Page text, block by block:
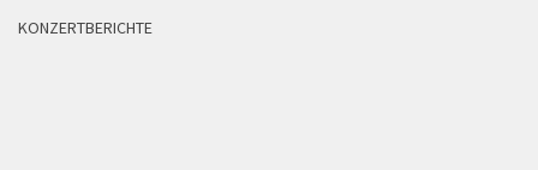
KONZERTBERICHTE